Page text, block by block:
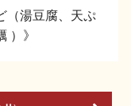
会利酒会
（湯豆腐、天ぷ
）》